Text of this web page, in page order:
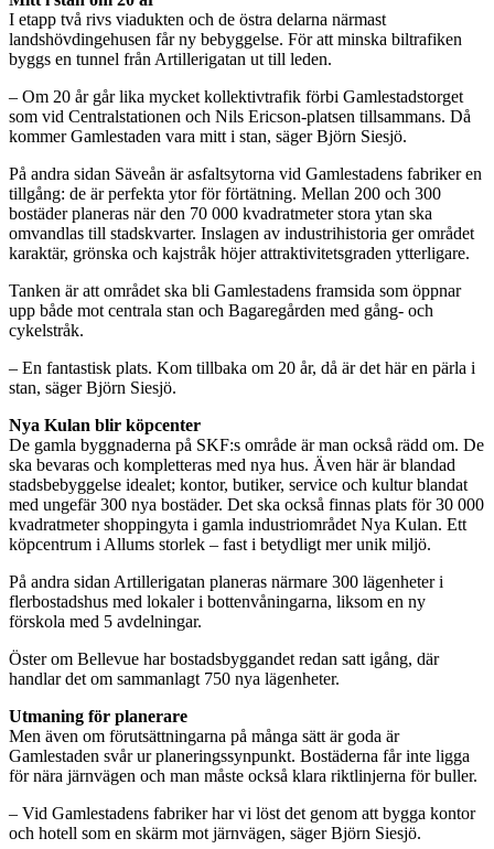
I etapp två rivs viadukten och de östra delarna närmast
landshövdingehusen får ny bebyggelse. För att minska biltrafiken
byggs en tunnel från Artillerigatan ut till leden.
– Om 20 år går lika mycket kollektivtrafik förbi Gamlestadstorget
som vid Centralstationen och Nils Ericson-platsen tillsammans. Då
kommer Gamlestaden vara mitt i stan, säger Björn Siesjö.
På andra sidan Säveån är asfaltsytorna vid Gamlestadens fabriker en
tillgång: de är perfekta ytor för förtätning. Mellan 200 och 300
bostäder planeras när den 70 000 kvadratmeter stora ytan ska
omvandlas till stadskvarter. Inslagen av industrihistoria ger området
karaktär, grönska och kajstråk höjer attraktivitetsgraden ytterligare.
Tanken är att området ska bli Gamlestadens framsida som öppnar
upp både mot centrala stan och Bagaregården med gång- och
cykelstråk.
– En fantastisk plats. Kom tillbaka om 20 år, då är det här en pärla i
stan, säger Björn Siesjö.
Nya Kulan blir köpcenter
De gamla byggnaderna på SKF:s område är man också rädd om. De
ska bevaras och kompletteras med nya hus. Även här är blandad
stadsbebyggelse idealet; kontor, butiker, service och kultur blandat
med ungefär 300 nya bostäder. Det ska också finnas plats för 30 000
kvadratmeter shoppingyta i gamla industriområdet Nya Kulan. Ett
köpcentrum i Allums storlek – fast i betydligt mer unik miljö.
På andra sidan Artillerigatan planeras närmare 300 lägenheter i
flerbostadshus med lokaler i bottenvåningarna, liksom en ny
förskola med 5 avdelningar.
Öster om Bellevue har bostadsbyggandet redan satt igång, där
handlar det om sammanlagt 750 nya lägenheter.
Utmaning för planerare
Men även om förutsättningarna på många sätt är goda är
Gamlestaden svår ur planeringssynpunkt. Bostäderna får inte ligga
för nära järnvägen och man måste också klara riktlinjerna för buller.
– Vid Gamlestadens fabriker har vi löst det genom att bygga kontor
och hotell som en skärm mot järnvägen, säger Björn Siesjö.